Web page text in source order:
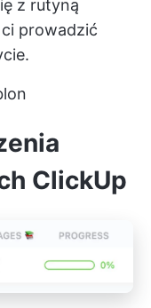
z rutyną
prowadzić
ClickUp